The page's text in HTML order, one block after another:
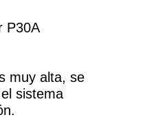
P30A
muy alta, se
sistema